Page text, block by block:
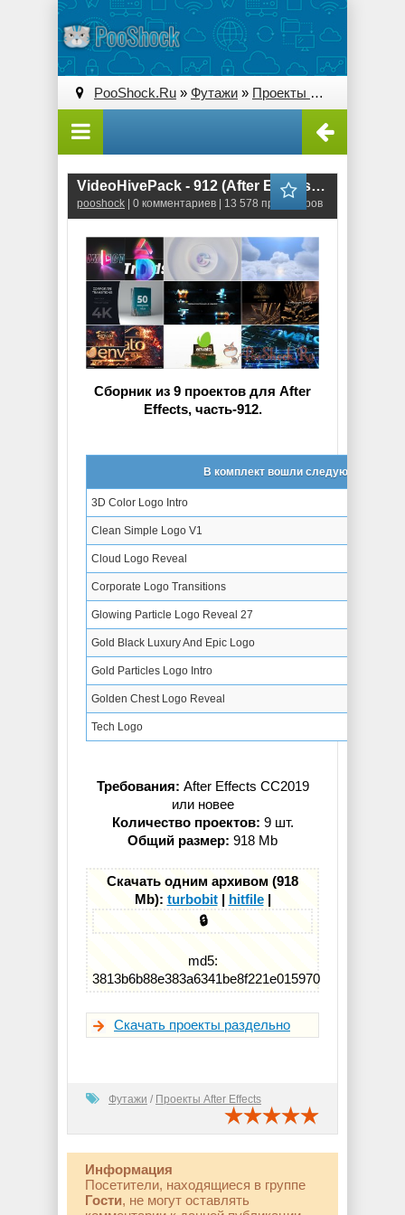
PooShock.Ru » Футажи » Проекты After Effects
VideoHivePack - 912 (After Effects Projects Pack) - [Logo]
pooshock | 0 комментариев | 13 578 просмотров
Сборник из 9 проектов для After
Effects, часть-912.
В комплект вошли следующие
3D Color Logo Intro
Clean Simple Logo V1
Cloud Logo Reveal
Corporate Logo Transitions
Glowing Particle Logo Reveal 27
Gold Black Luxury And Epic Logo
Gold Particles Logo Intro
Golden Chest Logo Reveal
Tech Logo
Требования: After Effects CC2019
или новее
Количество проектов: 9 шт.
Общий размер: 918 Mb
Скачать одним архивом (918
Mb): turbobit| hitfile|
🔒
md5:
3813b6b88e383a6341be8f221e015970
Скачать проекты раздельно
Футажи / Проекты After Effects
Информация
Посетители, находящиеся в группе
Гости, не могут оставлять